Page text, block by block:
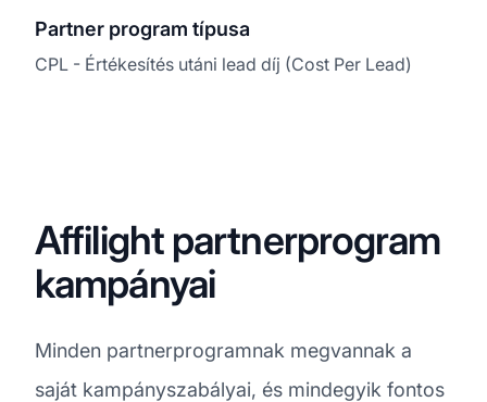
Partner program típusa
CPL - Értékesítés utáni lead díj (Cost Per Lead)
Affilight partnerprogram
kampányai
Minden partnerprogramnak megvannak a
saját kampányszabályai, és mindegyik fontos